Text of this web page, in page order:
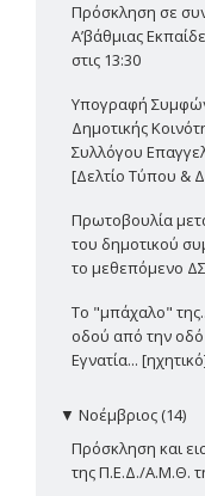
Πρόσκληση σε
Α’βάθμιας
στις 13:30
Υπογραφή
Δημοτικής
Συλλόγου
[Δελτίο Τύπου &
Πρωτοβουλία
του δημοτικού
το μεθεπόμενο
Το "μπάχαλο"
οδού από την
Εγνατία...
▼ Νοέμβριος (14)
Πρόσκληση και
της Π.Ε.Δ./Α.Μ.Θ.